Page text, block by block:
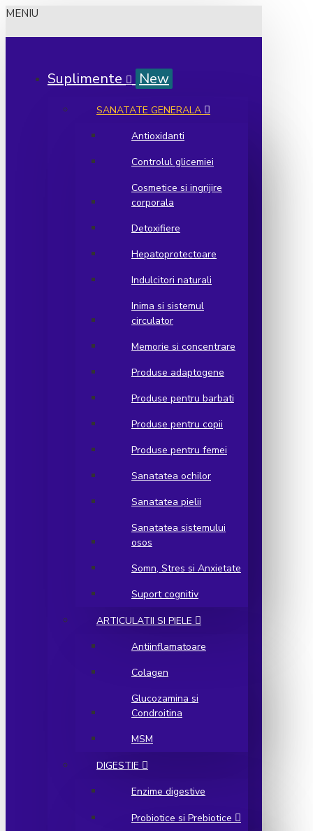
MENIU
Suplimente New
SANATATE GENERALA
Antioxidanti
Controlul glicemiei
Cosmetice si ingrijire
corporala
Detoxifiere
Hepatoprotectoare
Indulcitori naturali
Inima si sistemul
circulator
Memorie si concentrare
Produse adaptogene
Produse pentru barbati
Produse pentru copii
Produse pentru femei
Sanatatea ochilor
Sanatatea pielii
Sanatatea sistemului
osos
Somn, Stres si Anxietate
Suport cognitiv
ARTICULATII SI PIELE
Antiinflamatoare
Colagen
Glucozamina si
Condroitina
MSM
DIGESTIE
Enzime digestive
Probiotice si Prebiotice